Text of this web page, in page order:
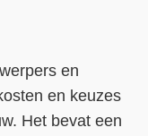
en
en keuzes
Het bevat een